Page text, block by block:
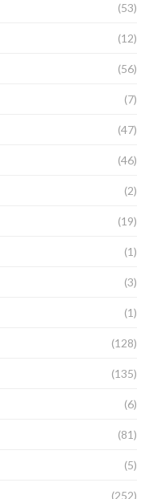
(53)
(12)
(56)
(7)
(47)
(46)
(2)
(19)
(1)
(3)
(1)
(128)
(135)
(6)
(81)
(5)
(252)